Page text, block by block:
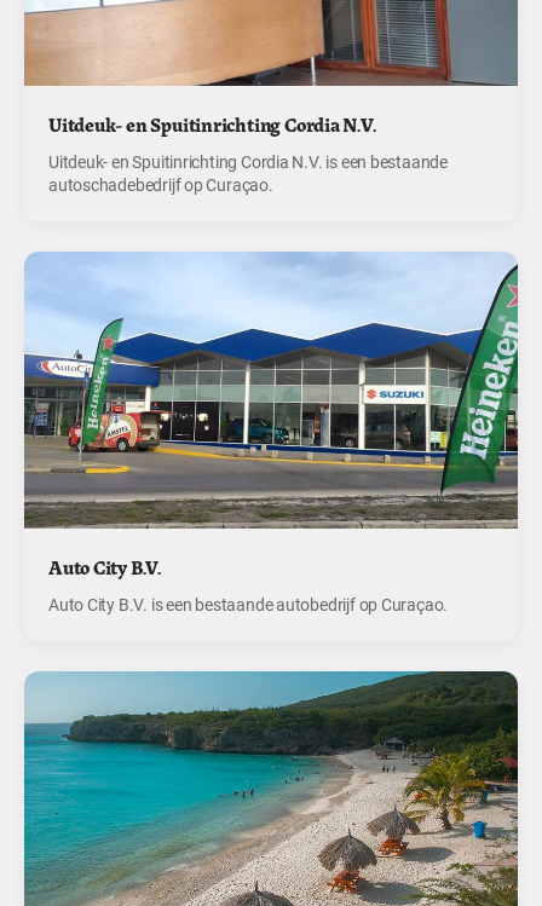
Uitdeuk- en Spuitinrichting Cordia N.V.
Uitdeuk- en Spuitinrichting Cordia N.V. is een bestaande
autoschadebedrijf op Curaçao.
Auto City B.V.
Auto City B.V. is een bestaande autobedrijf op Curaçao.